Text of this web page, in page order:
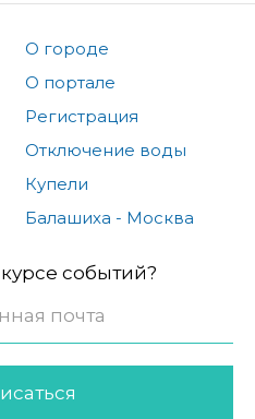
О городе
О портале
Регистрация
Отключение воды
Купели
Балашиха - Москва
событий?